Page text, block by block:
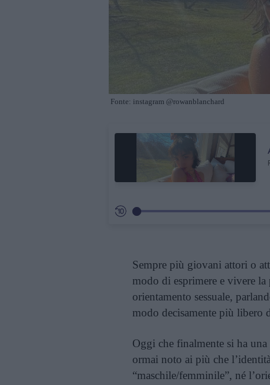
Fonte: instagram @rowanblanchard
Sempre più giovani attori o
modo di esprimere e vivere
orientamento sessuale,
modo decisamente più libero
Oggi che finalmente si ha
ormai noto ai più che
“maschile/femminile”, né